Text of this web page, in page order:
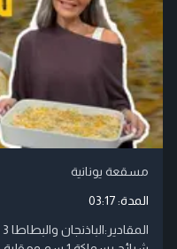
مسقعة يونانية
المدة:03:17